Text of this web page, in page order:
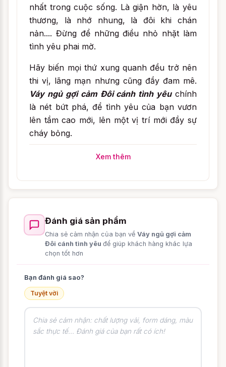
nhất trong cuộc sống. Là giận hờn, là yêu
thương, là nhớ nhung, là đôi khi chán
nản.... Đừng để những điều nhỏ nhặt làm
tình yêu phai mờ.
Hãy biến mọi thứ xung quanh đều trở nên
thi vị, lãng mạn nhưng cũng đầy đam mê.
Váy ngủ gợi cảm Đôi cánh tình yêuchính
là nét bứt phá, để tình yêu của bạn vươn
lên tầm cao mới, lên một vị trí mới đầy sự
cháy bỏng.
1. Chất liệu
Vải voan hơi mỏng, có độ mềm rũ tự nhiên,
vì tính chất mỏng nhẹ của vải voan mà
người mặc vải voan thật thoải mái, mềm
mại, mát mẻ mà cũng không kém phần nữ
Vải voan là loại vải bay bổng, nhẹ nhàng
và quyến rũ ,vải voan như một sự tượng
trưng cho sự mềm mại, quyến rũ, duyên
dáng và dịu dàng của các nàng khiến các
Xem thêm
Đánh giá sản phẩm
Chia sẻ cảm nhận của bạn về Váy ngủ gợi cảm
Đôi cánh tình yêu để giúp khách hàng khác lựa
chọn tốt hơn
Bạn đánh giá sao?
Tuyệt vời